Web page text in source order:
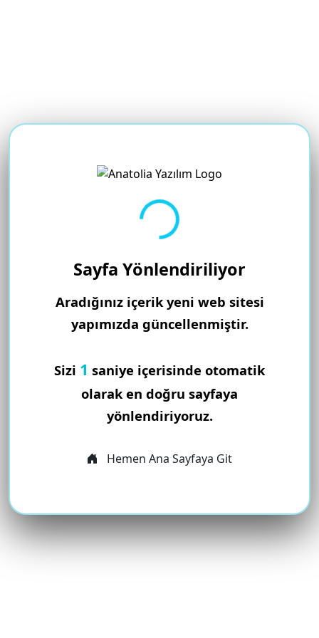
Yükleniyor...
Sayfa Yönlendiriliyor
Aradığınız içerik yeni web sitesi
yapımızda güncellenmiştir.
Sizi 1 saniye içerisinde otomatik
olarak en doğru sayfaya
yönlendiriyoruz.
Hemen Ana Sayfaya Git